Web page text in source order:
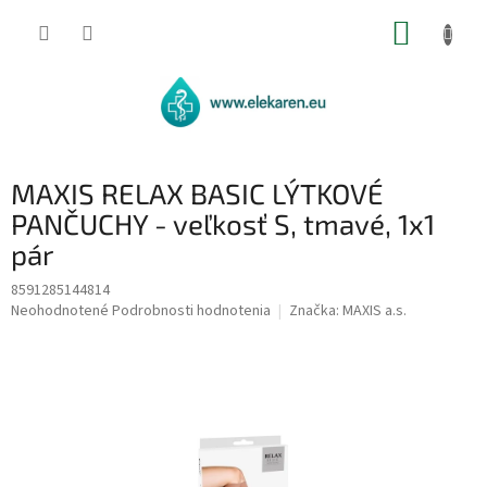
MAXIS RELAX BASIC LÝTKOVÉ
PANČUCHY - veľkosť S, tmavé, 1x1
pár
8591285144814
Priemerné
Neohodnotené Podrobnosti hodnotenia Značka: MAXIS a.s.